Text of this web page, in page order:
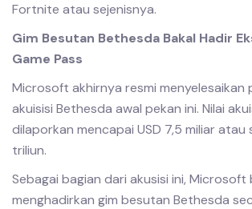
Fortnite atau sejenisnya.
Gim Besutan Bethesda Bakal Hadir
Game Pass
Microsoft akhirnya resmi menyelesaikan
akuisisi Bethesda awal pekan ini. Nilai
dilaporkan mencapai USD 7,5 miliar atau
triliun.
Sebagai bagian dari akusisi ini, Microsoft
menghadirkan gim besutan Bethesda